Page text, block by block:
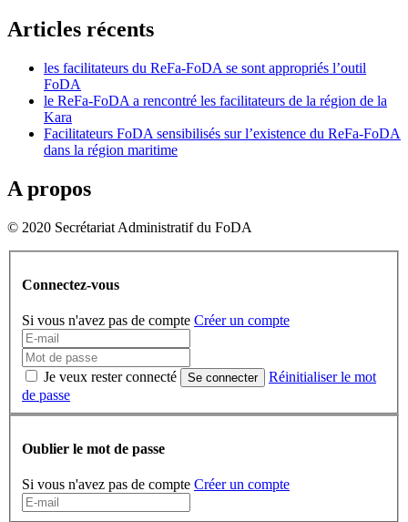
Articles récents
les facilitateurs du ReFa-FoDA se sont appropriés l’outil
FoDA
le ReFa-FoDA a rencontré les facilitateurs de la région de la
Kara
Facilitateurs FoDA sensibilisés sur l’existence du ReFa-FoDA
dans la région maritime
A propos
© 2020 Secrétariat Administratif du FoDA
Connectez-vous
Si vous n'avez pas de compte Créer un compte
Je veux rester connecté Se connecter
Réinitialiser le mot
de passe
Oublier le mot de passe
Si vous n'avez pas de compte Créer un compte